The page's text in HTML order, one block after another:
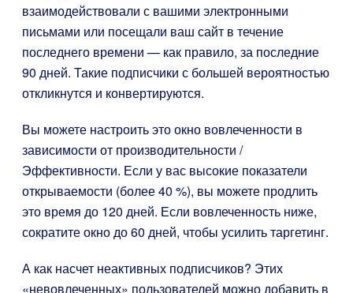
взаимодействовали с вашими электронными
письмами или посещали ваш сайт в течение
последнего времени — как правило, за последние
90 дней. Такие подписчики с большей вероятностью
откликнутся и конвертируются.
Вы можете настроить это окно вовлеченности в
зависимости от производительности /
Эффективности. Если у вас высокие показатели
открываемости (более 40 %), вы можете продлить
это время до 120 дней. Если вовлеченность ниже,
сократите окно до 60 дней, чтобы усилить таргетинг.
А как насчет неактивных подписчиков? Этих
«невовлеченных» пользователей можно добавить в